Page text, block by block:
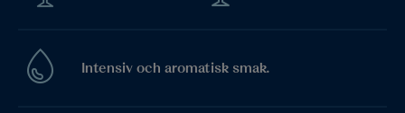
Intensiv och aromatisk smak.